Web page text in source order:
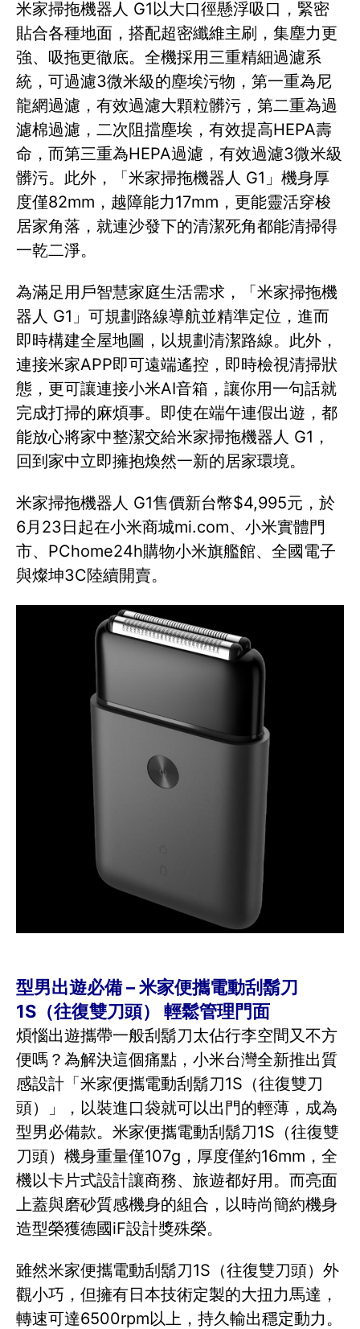
米家掃拖機器人 G1以大口徑懸浮吸口，緊密
貼合各種地面，搭配超密纖維主刷，集塵力更
強、吸拖更徹底。全機採用三重精細過濾系
統，可過濾3微米級的塵埃污物，第一重為尼
龍網過濾，有效過濾大顆粒髒污，第二重為過
濾棉過濾，二次阻擋塵埃，有效提高HEPA壽
命，而第三重為HEPA過濾，有效過濾3微米級
髒污。此外，「米家掃拖機器人 G1」機身厚
度僅82mm，越障能力17mm，更能靈活穿梭
居家角落，就連沙發下的清潔死角都能清掃得
一乾二淨。
為滿足用戶智慧家庭生活需求，「米家掃拖機
器人 G1」可規劃路線導航並精準定位，進而
即時構建全屋地圖，以規劃清潔路線。此外，
連接米家APP即可遠端遙控，即時檢視清掃狀
態，更可讓連接小米AI音箱，讓你用一句話就
完成打掃的麻煩事。即使在端午連假出遊，都
能放心將家中整潔交給米家掃拖機器人 G1，
回到家中立即擁抱煥然一新的居家環境。
米家掃拖機器人 G1售價新台幣$4,995元，於
6月23日起在小米商城mi.com、小米實體門
市、PChome24h購物小米旗艦館、全國電子
與燦坤3C陸續開賣。
型男出遊必備 – 米家便攜電動刮鬍刀
1S（往復雙刀頭） 輕鬆管理門面
煩惱出遊攜帶一般刮鬍刀太佔行李空間又不方
便嗎？為解決這個痛點，小米台灣全新推出質
感設計「米家便攜電動刮鬍刀1S（往復雙刀
頭）」，以裝進口袋就可以出門的輕薄，成為
型男必備款。米家便攜電動刮鬍刀1S（往復雙
刀頭）機身重量僅107g，厚度僅約16mm，全
機以卡片式設計讓商務、旅遊都好用。而亮面
上蓋與磨砂質感機身的組合，以時尚簡約機身
造型榮獲德國iF設計獎殊榮。
雖然米家便攜電動刮鬍刀1S（往復雙刀頭）外
觀小巧，但擁有日本技術定製的大扭力馬達，
轉速可達6500rpm以上，持久輸出穩定動力。